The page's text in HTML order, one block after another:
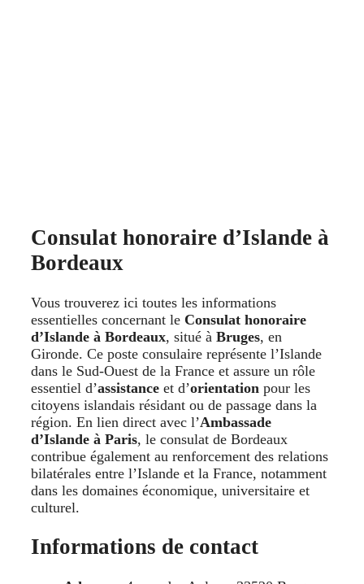
Consulat honoraire d’Islande à
Bordeaux
Vous trouverez ici toutes les informations
essentielles concernant le Consulat honoraire
d’Islande à Bordeaux, situé à Bruges, en
Gironde. Ce poste consulaire représente l’Islande
dans le Sud-Ouest de la France et assure un rôle
essentiel d’assistance et d’orientation pour les
citoyens islandais résidant ou de passage dans la
région. En lien direct avec l’Ambassade
d’Islande à Paris, le consulat de Bordeaux
contribue également au renforcement des relations
bilatérales entre l’Islande et la France, notamment
dans les domaines économique, universitaire et
culturel.
Informations de contact